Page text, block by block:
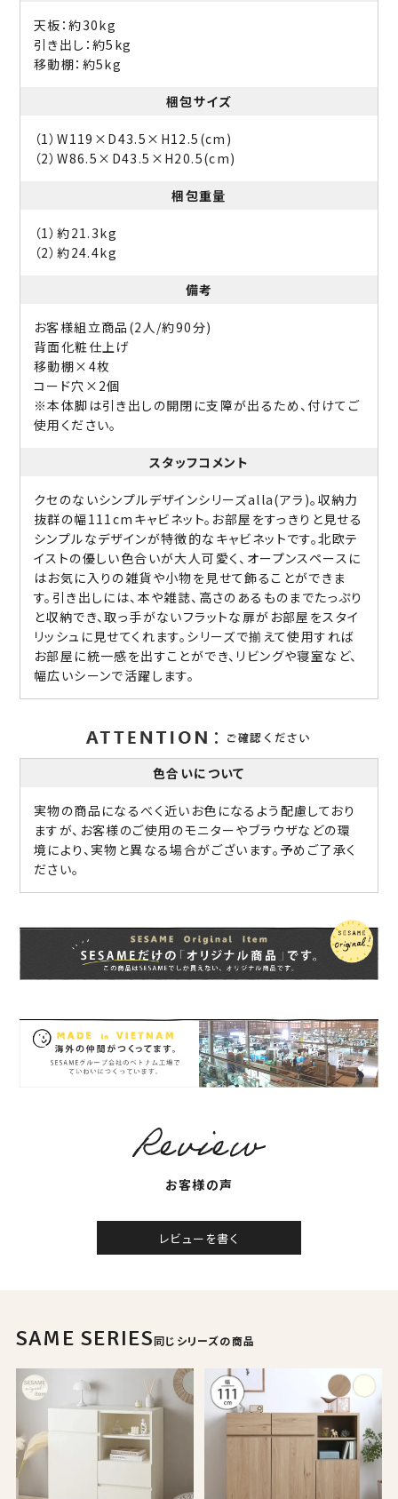
天板：約30kg
引き出し：約5kg
移動棚：約5kg
梱包サイズ
（1）W119×D43.5×H12.5(cm)
（2）W86.5×D43.5×H20.5(cm)
梱包重量
（1）約21.3kg
（2）約24.4kg
備考
お客様組立商品(2人/約90分)
背面化粧仕上げ
移動棚×4枚
コード穴×2個
※本体脚は引き出しの開閉に支障が出るため、付けてご
使用ください。
スタッフコメント
クセのないシンプルデザインシリーズalla(アラ)。収納力
抜群の幅111cmキャビネット。お部屋をすっきりと見せる
シンプルなデザインが特徴的なキャビネットです。北欧テ
イストの優しい色合いが大人可愛く、オープンスペースに
はお気に入りの雑貨や小物を見せて飾ることができま
す。引き出しには、本や雑誌、高さのあるものまでたっぷり
と収納でき、取っ手がないフラットな扉がお部屋をスタイ
リッシュに見せてくれます。シリーズで揃えて使用すれば
お部屋に統一感を出すことができ、リビングや寝室など、
幅広いシーンで活躍します。
色合いについて
実物の商品になるべく近いお色になるよう配慮しており
ますが、お客様のご使用のモニターやブラウザなどの環
境により、実物と異なる場合がございます。予めご了承く
ださい。
お客様の声
レビューを書く
SAME SERIES同じシリーズの商品